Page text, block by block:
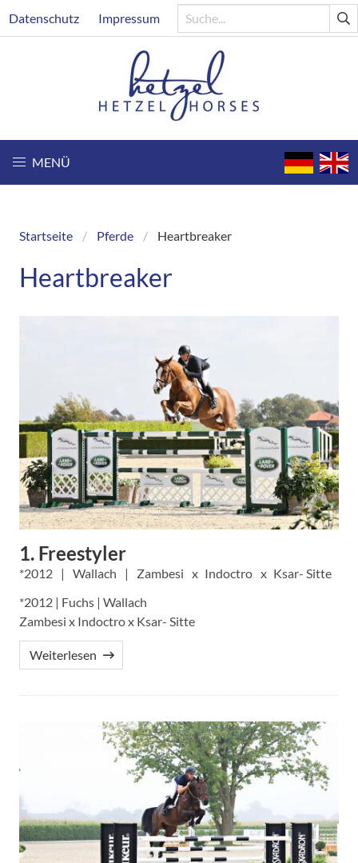
zum
Header
Datenschutz Impressum
MENÜ
Breadcrumb
Startseite Pferde Heartbreaker
Heartbreaker
1. Freestyler
2012 Wallach Zambesi Indoctro
Ksar- Sitte
*2012 | Fuchs | Wallach
Zambesi x Indoctro x Ksar- Sitte
Weiterlesen